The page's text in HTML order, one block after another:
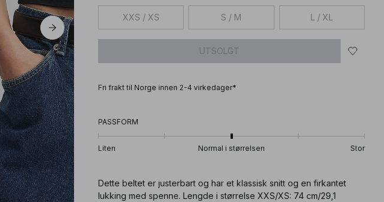
XXS / XS S / M L / XL
UTSOLGT
Fri frakt til Norge innen 2-4 virkedager*
PASSFORM
Liten Normal i størrelsen Stor
Dette beltet er justerbart og har et klassisk snitt og en firkantet
lukking med spenne. Lengde i størrelse XXS/XS: 74 cm/29,1